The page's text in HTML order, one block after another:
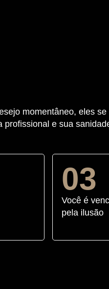
momentâneo, eles
e sua
03
Você é
pela ilusão